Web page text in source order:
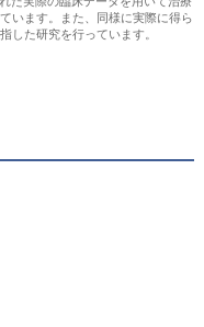
います。また、同様に実際に得ら
した研究を行っています。